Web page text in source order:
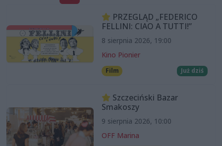
PRZEGLĄD „FEDERICO
FELLINI: CIAO A TUTTI!”
8 sierpnia 2026, 19:00
Kino Pionier
Film Już dziś
Szczeciński Bazar
Smakoszy
9 sierpnia 2026, 10:00
OFF Marina